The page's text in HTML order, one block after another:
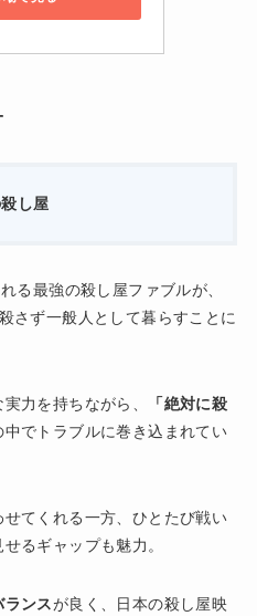
し屋
る最強の殺し屋ファブルが、
さず一般人として暮らすことに
力を持ちながら、
「絶対に殺
中でトラブルに巻き込まれてい
てくれる一方、ひとたび戦い
るギャップも魅力。
ランスが良く、日本の殺し屋映